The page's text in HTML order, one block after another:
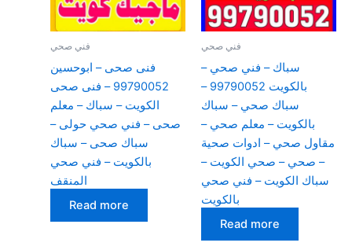
فني صحي
فنى صحى – ابوحسين
99790052 – فنى صحى
الكويت – سباك – معلم
صحى – فني صحي حولى –
سباك صحى – سباك
بالكويت – فني صحي
المنقف
Read more
فني صحي
سباك – فني صحي –
بالكويت 99790052 –
سباك صحي – سباك
بالكويت – معلم صحي –
مقاول صحي – ادوات صحية
– صحي – صحي الكويت –
سباك الكويت – فني صحي
بالكويت
Read more